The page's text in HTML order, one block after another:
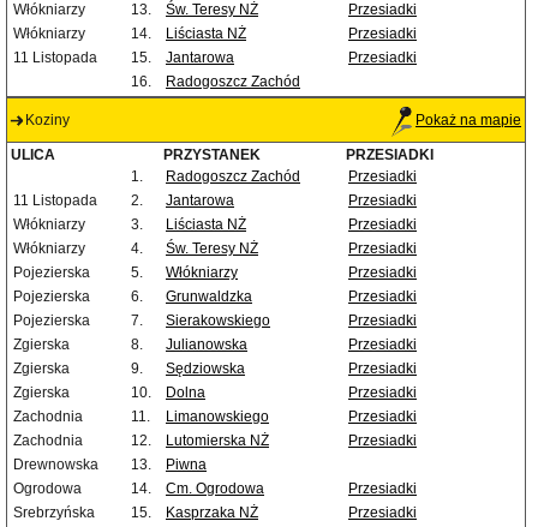
Włókniarzy
13. Św. Teresy NŻ
Przesiadki
Włókniarzy
14. Liściasta NŻ
Przesiadki
11 Listopada
15. Jantarowa
Przesiadki
16.
Radogoszcz Zachód
Koziny Pokaż na mapie
ULICA PRZYSTANEK
PRZESIADKI
1.
Radogoszcz Zachód
Przesiadki
11 Listopada
2. Jantarowa
Przesiadki
Włókniarzy
3. Liściasta NŻ
Przesiadki
Włókniarzy
4. Św. Teresy NŻ
Przesiadki
Pojezierska
5. Włókniarzy
Przesiadki
Pojezierska
6. Grunwaldzka
Przesiadki
Pojezierska
7. Sierakowskiego
Przesiadki
Zgierska
8. Julianowska
Przesiadki
Zgierska
9. Sędziowska
Przesiadki
Zgierska
10. Dolna
Przesiadki
Zachodnia
11. Limanowskiego
Przesiadki
Zachodnia
12. Lutomierska NŻ
Przesiadki
Drewnowska
13.
Piwna
Ogrodowa
14. Cm. Ogrodowa
Przesiadki
Srebrzyńska
15. Kasprzaka NŻ Przesiadki